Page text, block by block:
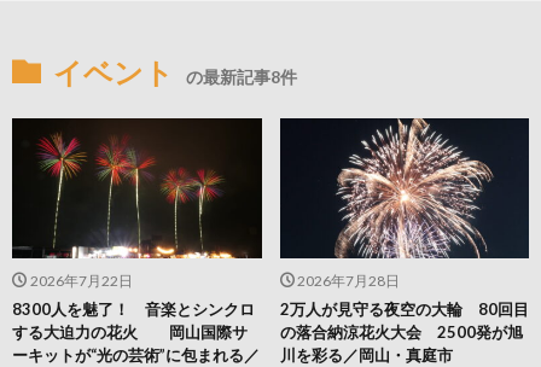
イベント の最新記事8件
2026年7月28日
2万人が見守る夜空の大輪 80回目
の落合納涼花火大会 2500発が旭
川を彩る／岡山・真庭市
2026年7月22日
8300人を魅了！ 音楽とシンクロ
する大迫力の花火 岡山国際サ
ーキットが“光の芸術”に包まれる／